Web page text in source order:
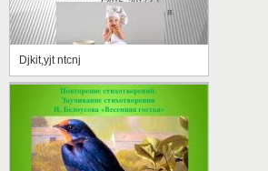
Djkit,yjt ntcnj